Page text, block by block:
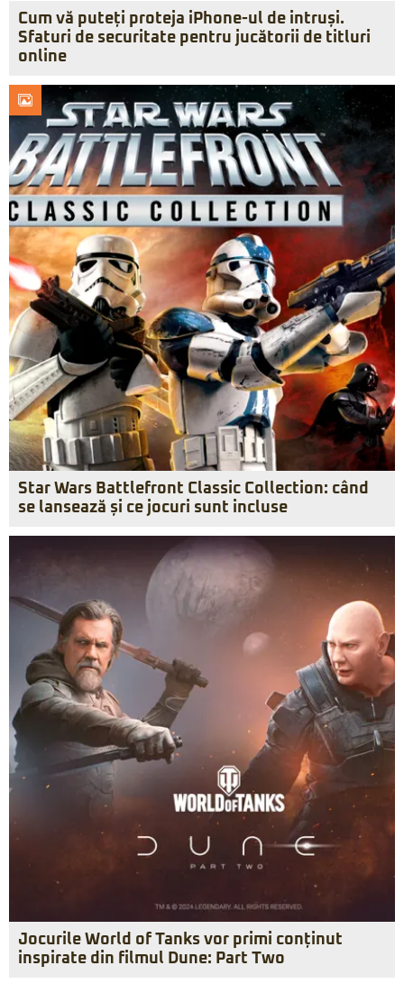
Cum vă puteți proteja iPhone-ul de intruși.
Sfaturi de securitate pentru jucătorii de titluri
online
Star Wars Battlefront Classic Collection: când
se lansează și ce jocuri sunt incluse
Jocurile World of Tanks vor primi conținut
inspirate din filmul Dune: Part Two